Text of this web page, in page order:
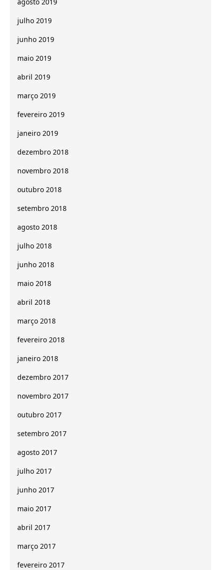
julho 2019
junho 2019
maio 2019
abril 2019
março 2019
fevereiro 2019
janeiro 2019
dezembro 2018
novembro 2018
outubro 2018
setembro 2018
agosto 2018
julho 2018
junho 2018
maio 2018
abril 2018
março 2018
fevereiro 2018
janeiro 2018
dezembro 2017
novembro 2017
outubro 2017
setembro 2017
agosto 2017
julho 2017
junho 2017
maio 2017
abril 2017
março 2017
fevereiro 2017